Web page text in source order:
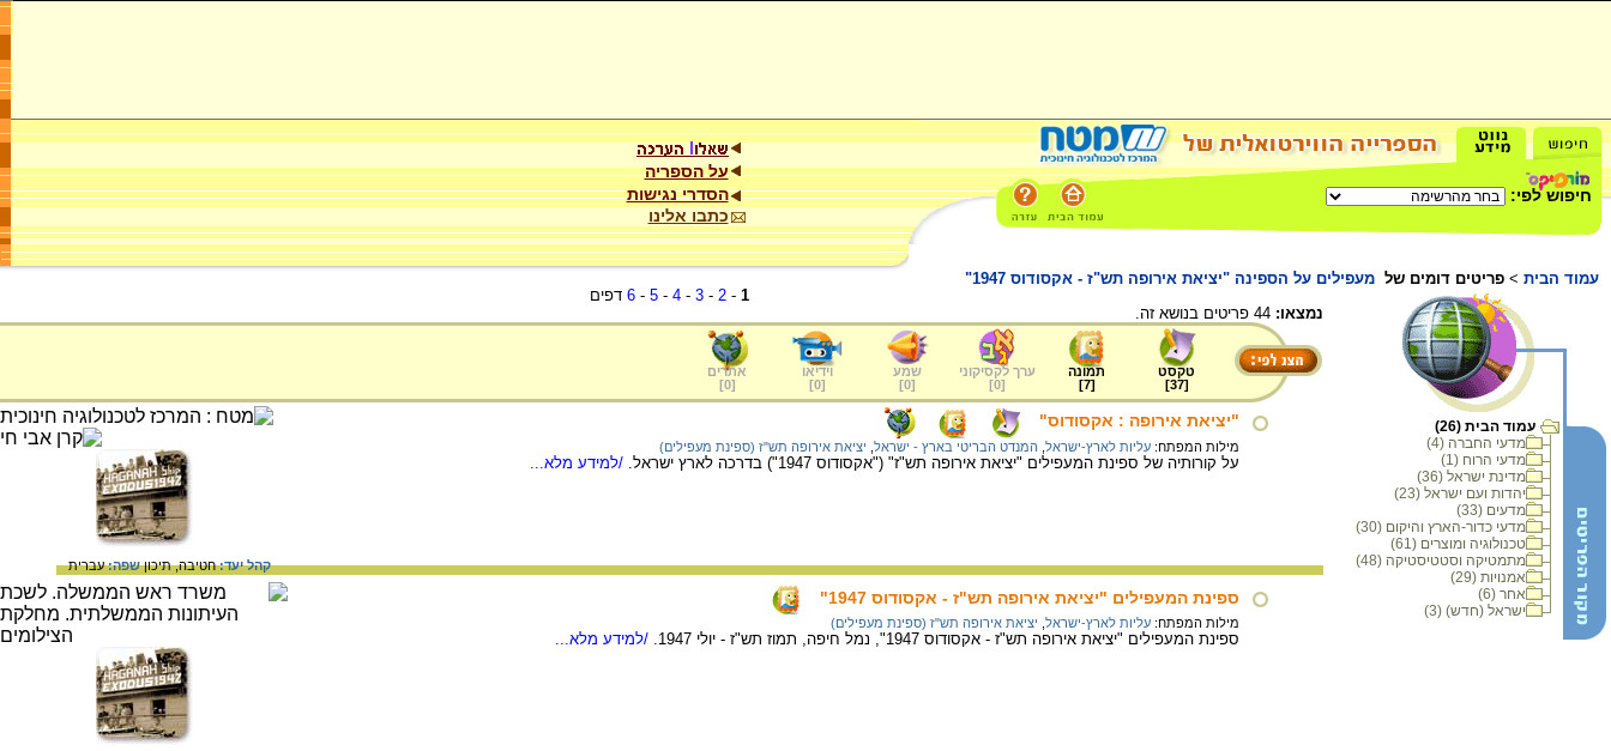
חיפוש לפי:
על הספריה
הסדרי נגישות
כתבו אלינו
עמוד הבית > פריטים דומים של מעפילים על הספינה "יציאת אירופה תש"ז - אקסודוס 1947"
עמוד הבית (26)
מדעי החברה (4)
מדעי הרוח (1)
מדינת ישראל (36)
יהדות ועם ישראל (23)
מדעים (33)
מדעי כדור-הארץ והיקום (30)
טכנולוגיה ומוצרים (61)
מתמטיקה וסטטיסטיקה (48)
אמנויות (29)
אחר (6)
ישראל (חדש) (3)
1
-
2
-
3
-
4
-
5
-
6 דפים
נמצאו:
טקסט
[
37
]
תמונה
[
7
]
ערך לקסיקוני
[
0
]
שמע
[
0
]
וידיאו
[
0
]
אתרים
[
0
]
"יציאת אירופה : אקסודוס"
מילות המפתח: עליות לארץ-ישראל המנדט הבריטי בארץ - ישראל יציאת אירופה תש"ז (ספינת מעפילים)
על קורותיה של ספינת המעפילים "יציאת אירופה תש"ז" ("אקסודוס 1947") בדרכה לארץ ישראל. /למידע מלא...
קהל יעד:חטיבה,תיכוןשפה:עברית
ספינת המעפילים "יציאת אירופה תש"ז - אקסודוס 1947"
מילות המפתח: עליות לארץ-ישראל יציאת אירופה תש"ז (ספינת מעפילים)
ספינת המעפילים "יציאת אירופה תש"ז - אקסודוס 1947", נמל חיפה, תמוז תש"ז - יולי 1947. /למידע מלא...